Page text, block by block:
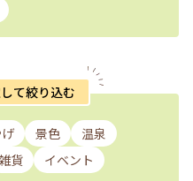
て絞り込む
景色
温泉
雑貨 イベント